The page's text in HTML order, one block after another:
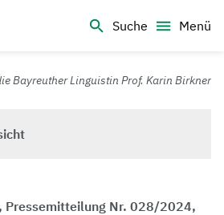
Suche
Menü
– Deine Top-Campus-Uni
Bayreuther Linguistin Prof. Karin Birkner
Pressemitteilung Nr. 028/2024,